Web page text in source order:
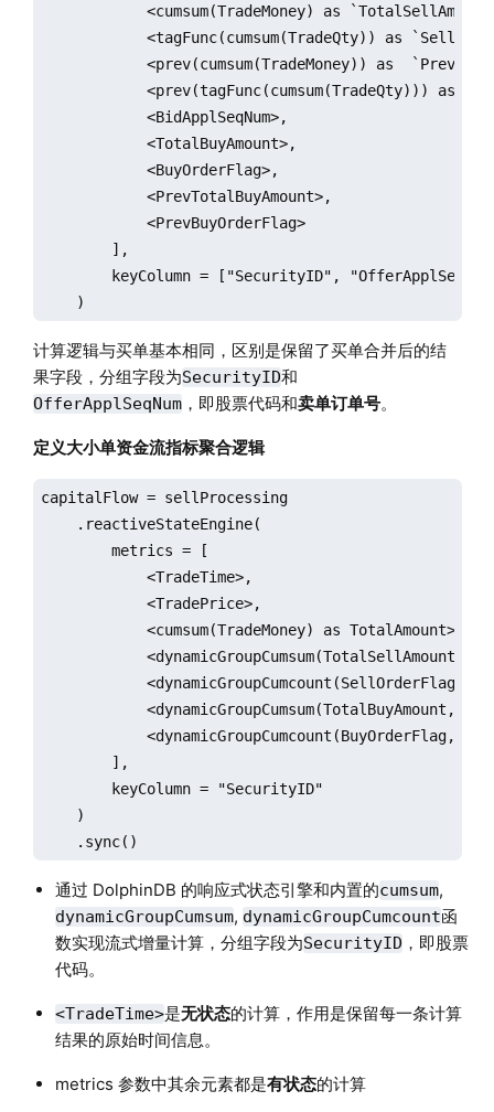
<cumsum(TradeMoney) as
<tagFunc(cumsum(TradeQty)) as
<prev(cumsum(TradeMoney)) as
<prev(tagFunc(cumsum(TradeQty))) as
            <BidApplSeqNum>,
            <TotalBuyAmount>,
            <BuyOrderFlag>,
            <PrevTotalBuyAmount>,
            <PrevBuyOrderFlag>
        ],
keyColumn = ["SecurityID",
    )
计算逻辑与买单基本相同，区别是保留了买单合并后的结
果字段，分组字段为SecurityID和
OfferApplSeqNum，即股票代码和卖单订单号。
定义大小单资金流指标聚合逻辑
capitalFlow = sellProcessing
    .reactiveStateEngine(
        metrics = [
            <TradeTime>,
            <TradePrice>,
            <cumsum(TradeMoney) as TotalAmount>,
<dynamicGroupCumsum(TotalSellAmount,
<dynamicGroupCumcount(SellOrderFlag,
<dynamicGroupCumsum(TotalBuyAmount,
<dynamicGroupCumcount(BuyOrderFlag,
        ],
        keyColumn = "SecurityID"
    )
    .sync()
通过 DolphinDB 的响应式状态引擎和内置的cumsum,
dynamicGroupCumsum, dynamicGroupCumcount函
数实现流式增量计算，分组字段为SecurityID，即股票
代码。
<TradeTime>是无状态的计算，作用是保留每一条计算
结果的原始时间信息。
metrics 参数中其余元素都是有状态的计算